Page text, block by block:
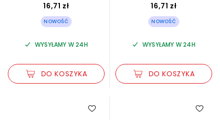
16,71 zł
NOWOŚĆ
WYSYŁAMY W 24H
DO KOSZYKA
16,71 zł
NOWOŚĆ
WYSYŁAMY W 24H
DO KOSZYKA